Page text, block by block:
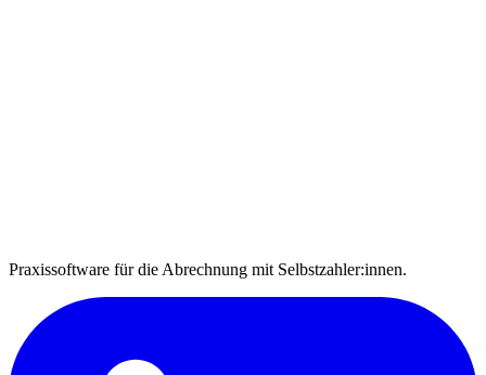
Praxissoftware für die Abrechnung mit Selbstzahler:innen.